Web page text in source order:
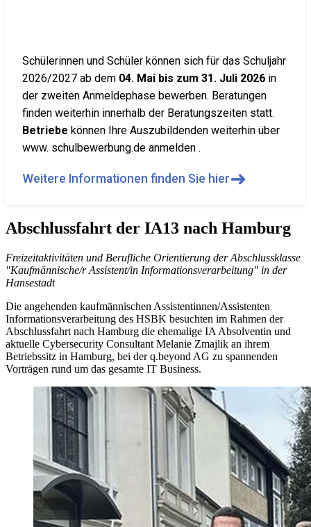
Schülerinnen und Schüler können sich für das Schuljahr
2026/2027 ab dem 04. Mai bis zum 31. Juli 2026 in
der zweiten Anmeldephase bewerben. Beratungen
finden weiterhin innerhalb der Beratungszeiten statt.
Betriebe können Ihre Auszubildenden weiterhin über
www. schulbewerbung.de anmelden .
Weitere Informationen finden Sie hier➜
Abschlussfahrt der IA13 nach Hamburg
Freizeitaktivitäten und Berufliche Orientierung der Abschlussklasse
"Kaufmännische/r Assistent/in Informationsverarbeitung" in der
Hansestadt
Die angehenden kaufmännischen Assistentinnen/Assistenten
Informationsverarbeitung des HSBK besuchten im Rahmen der
Abschlussfahrt nach Hamburg die ehemalige IA Absolventin und
aktuelle Cybersecurity Consultant Melanie Zmajlik an ihrem
Betriebssitz in Hamburg, bei der q.beyond AG zu spannenden
Vorträgen rund um das gesamte IT Business.